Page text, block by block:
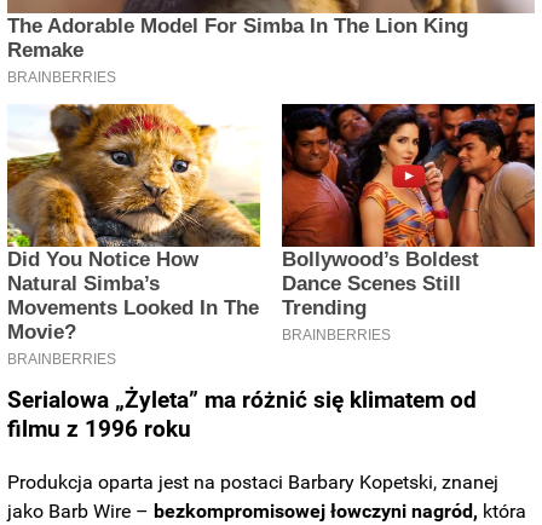
Serialowa „Żyleta” ma różnić się klimatem od
filmu z 1996 roku
Produkcja oparta jest na postaci Barbary Kopetski, znanej
jako Barb Wire – bezkompromisowej łowczyni nagród, która